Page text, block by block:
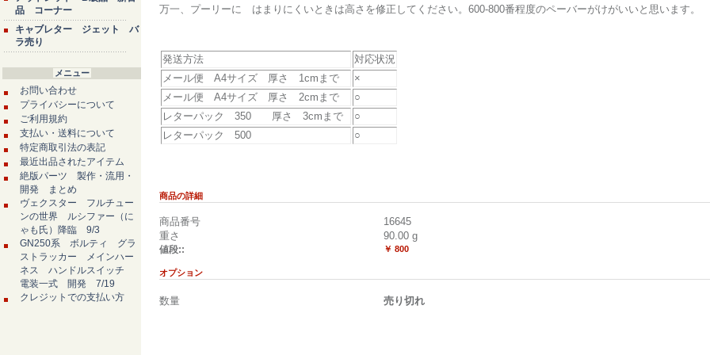
品 コーナー
キャブレター ジェット バ
ラ売り
メニュー
お問い合わせ
プライバシーについて
ご利用規約
支払い・送料について
特定商取引法の表記
最近出品されたアイテム
絶版パーツ 製作・流用・
開発 まとめ
ヴェクスター フルチュー
ンの世界 ルシファー（に
ゃも氏）降臨 9/3
GN250系 ボルティ グラ
ストラッカー メインハー
ネス ハンドルスイッチ
電装一式 開発 7/19
クレジットでの支払い方
万一、プーリーに はまりにくいときは高さを修正してください。600-800番程度のペーバーがけがいいと思います。
発送方法
対応状況
メール便 A4サイズ 厚さ 1cmまで
×
メール便 A4サイズ 厚さ 2cmまで
○
レターパック 350 厚さ 3cmまで
○
レターパック 500
○
商品の詳細
商品番号
16645
重さ
90.00 g
値段:: ￥ 800
オプション
数量 売り切れ